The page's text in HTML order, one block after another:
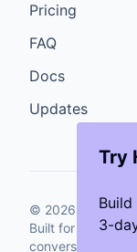
Try
3-
Pricing
FAQ
Docs
Updates
© 2026
Built for
conversions.